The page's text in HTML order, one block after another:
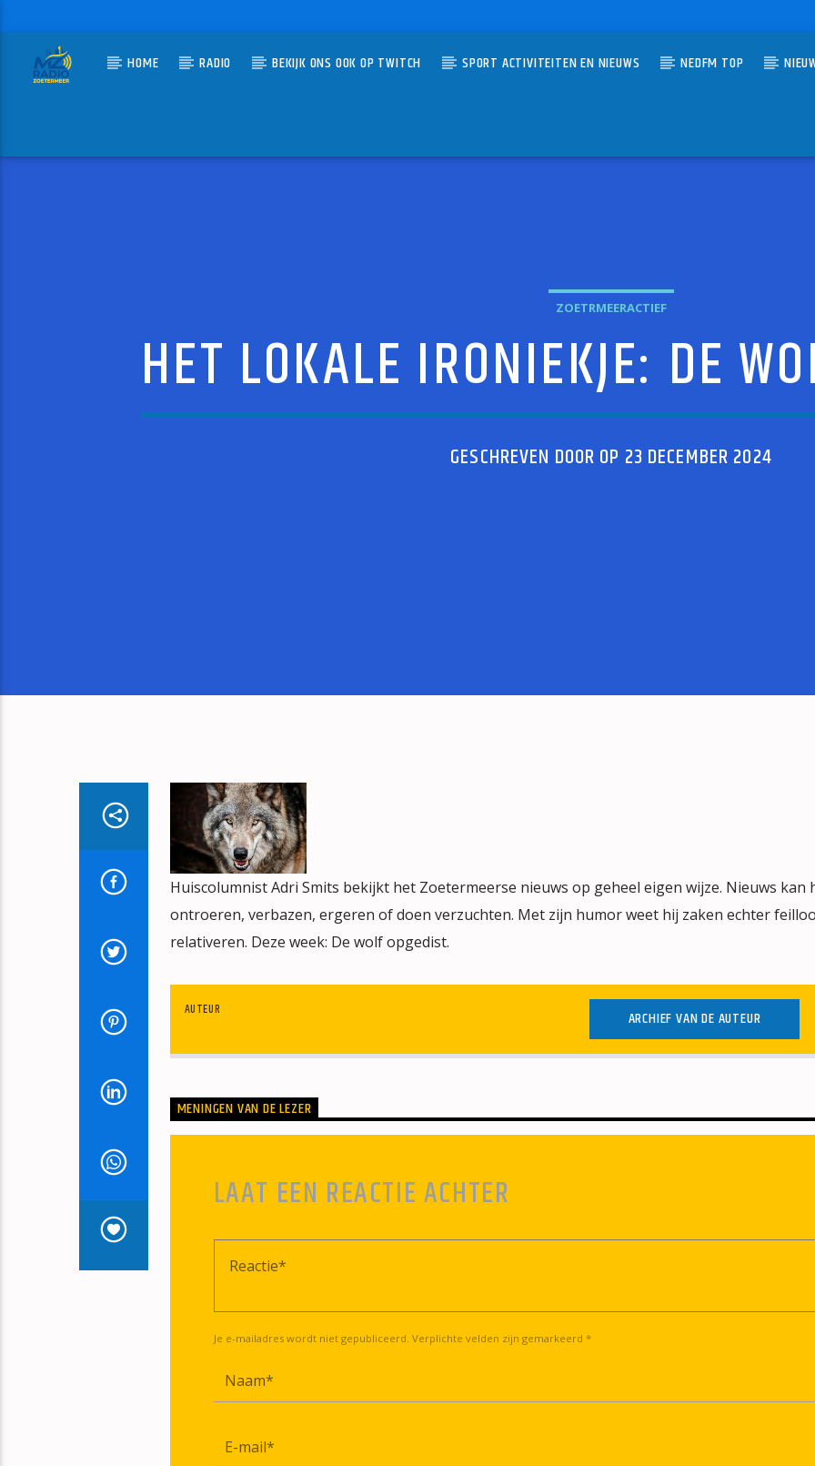
HOME RADIO BEKIJK ONS OOK OP TWITCH SPORT ACTIVITEITEN EN NIEUWS NEDFM TOP
ZOETRMEERACTIEF
HET LOKALE IRONIEKJE: DE
GESCHREVEN DOOR OP 23 DECEMBER 2024
Huiscolumnist Adri Smits bekijkt het Zoetermeerse nieuws op geheel eigen wijze. Nieuws kan
ontroeren, verbazen, ergeren of doen verzuchten. Met zijn humor weet hij zaken echter
relativeren. Deze week: De wolf opgedist.
AUTEUR ARCHIEF VAN DE AUTEUR
MENINGEN VAN DE LEZER
LAAT EEN REACTIE ACHTER
Je e-mailadres wordt niet gepubliceerd. Verplichte velden zijn gemarkeerd *